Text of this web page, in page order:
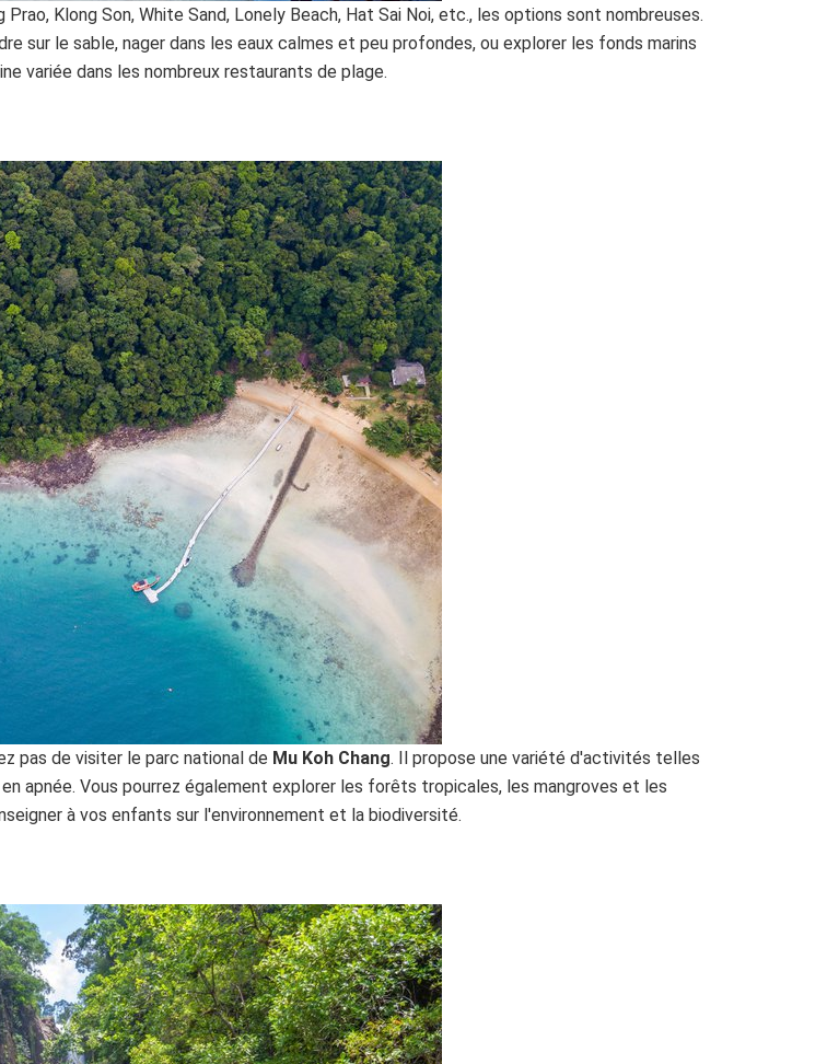
Klong Son, White Sand, Lonely Beach, Hat Sai Noi, etc., les options sont nombreuses.
sur le sable, nager dans les eaux calmes et peu profondes, ou explorer les fonds marins
variée dans les nombreux restaurants de plage.
pas de visiter le parc national de Mu Koh Chang. Il propose une variété d'activités telles
apnée. Vous pourrez également explorer les forêts tropicales, les mangroves et les
à vos enfants sur l'environnement et la biodiversité.